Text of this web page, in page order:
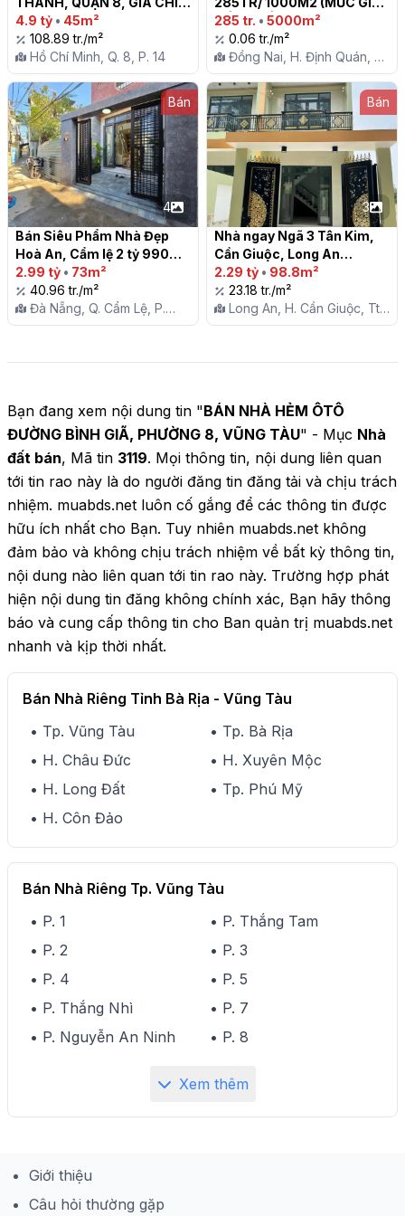
4.9 TỶ
4.9 tỷ • 45m²
108.89 tr./m²
Hồ Chí Minh, Q. 8, P. 14
TỐT NHẤT TRONG KHU
VỰC)
285 tr. • 5000m²
0.06 tr./m²
Đồng Nai, H. Định Quán, X.
Ngọc Định
Bán
4
Bán Siêu Phẩm Nhà Đẹp
Hoà An, Cẩm lệ 2 tỷ 990
2.99 tỷ • 73m²
40.96 tr./m²
Đà Nẵng, Q. Cẩm Lệ, P.
Hòa An
Bán
3
Nhà ngay Ngã 3 Tân Kim,
Cần Giuộc, Long An
2.29 tỷ • 98.8m²
23.18 tr./m²
Long An, H. Cần Giuộc, Tt.
Cần Giuộc
Bạn đang xem nội dung tin "BÁN NHÀ HẺM ÔTÔ
ĐƯỜNG BÌNH GIÃ, PHƯỜNG 8, VŨNG TÀU" - Mục Nhà
đất bán, Mã tin 3119. Mọi thông tin, nội dung liên quan
tới tin rao này là do người đăng tin đăng tải và chịu trách
nhiệm. muabds.net luôn cố gắng để các thông tin được
hữu ích nhất cho Bạn. Tuy nhiên muabds.net không
đảm bảo và không chịu trách nhiệm về bất kỳ thông tin,
nội dung nào liên quan tới tin rao này. Trường hợp phát
hiện nội dung tin đăng không chính xác, Bạn hãy thông
báo và cung cấp thông tin cho Ban quản trị muabds.net
nhanh và kịp thời nhất.
Bán Nhà Riêng Tỉnh Bà Rịa - Vũng Tàu
• Tp. Vũng Tàu
• Tp. Bà Rịa
• H. Châu Đức
• H. Xuyên Mộc
• H. Long Đất
• Tp. Phú Mỹ
• H. Côn Đảo
Bán Nhà Riêng Tp. Vũng Tàu
• P. 1
• P. Thắng Tam
• P. 2
• P. 3
• P. 4
• P. 5
• P. Thắng Nhì
• P. 7
• P. Nguyễn An Ninh
• P. 8
Xem thêm
Giới thiệu
Câu hỏi thường gặp